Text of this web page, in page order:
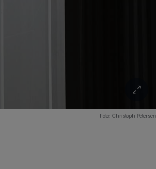
Foto: Christoph Petersen